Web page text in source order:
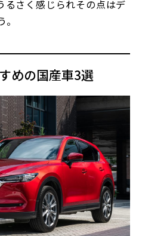
るさく感じられその点はデ
めの国産車3選